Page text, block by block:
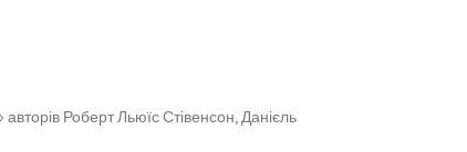
Роберт Льюїс Стівенсон, Данієль